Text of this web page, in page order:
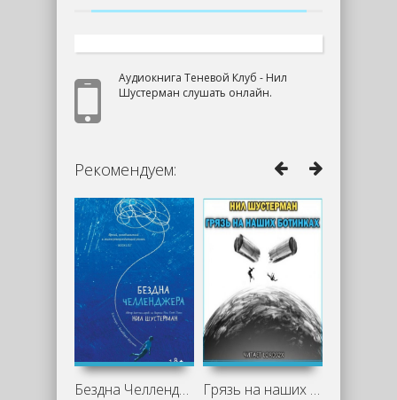
Аудиокнига Теневой Клуб - Нил
Шустерман слушать онлайн.
Рекомендуем:
Бездна Челленджера - Нил Шустерман Грязь на наших ботинках - Нил Шустерман